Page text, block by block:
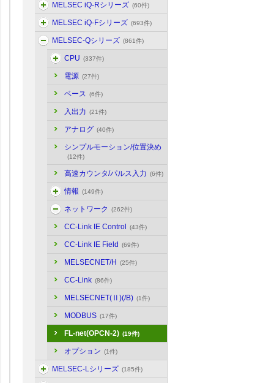
MELSEC iQ-Rシリーズ (60件)
MELSEC iQ-Fシリーズ (693件)
MELSEC-Qシリーズ (861件)
CPU (337件)
電源 (27件)
ベース (6件)
入出力 (21件)
アナログ (40件)
シンプルモーション/位置決め
(12件)
高速カウンタ/パルス入力 (6件)
情報 (149件)
ネットワーク (262件)
CC-Link IE Control (43件)
CC-Link IE Field (69件)
MELSECNET/H (25件)
CC-Link (86件)
MELSECNET(Ⅱ)(/B) (1件)
MODBUS (17件)
FL-net(OPCN-2) (19件)
オプション (1件)
MELSEC-Lシリーズ (185件)